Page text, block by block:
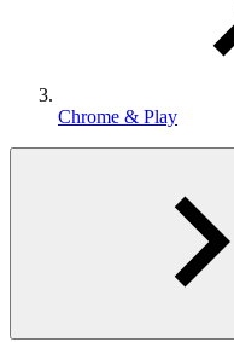
Chrome & Play